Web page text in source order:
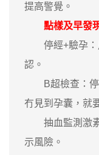
提高警覺。
點樣及早發
停經+驗孕：
認。
B超檢查：停
冇見到孕囊，就
抽血監測激素
示風險。